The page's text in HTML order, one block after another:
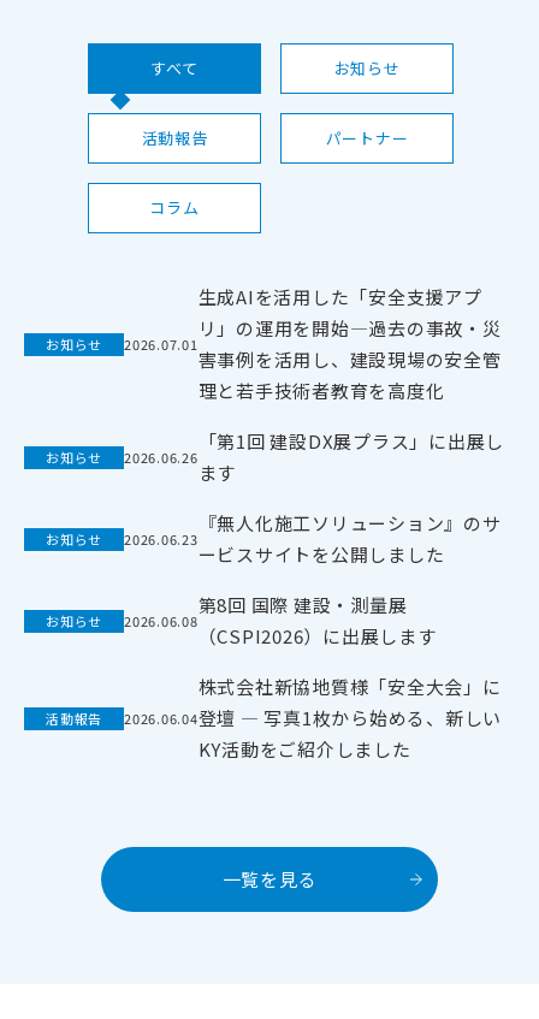
すべて お知らせ​
活動報告 パートナー
コラム
お知らせ 2026.07.01
生成AIを活用した「安全支援アプ
リ」の運用を開始―過去の事故・災
害事例を活用し、建設現場の安全管
理と若手技術者教育を高度化
お知らせ 2026.06.26
「第1回 建設DX展プラス」に出展し
ます
お知らせ 2026.06.23
『無人化施工ソリューション』のサ
ービスサイトを公開しました
お知らせ 2026.06.08
第8回 国際 建設・測量展
（CSPI2026）に出展します
活動報告 2026.06.04
株式会社新協地質様「安全大会」に
登壇 ― 写真1枚から始める、新しい
KY活動をご紹介しました
一覧を見る